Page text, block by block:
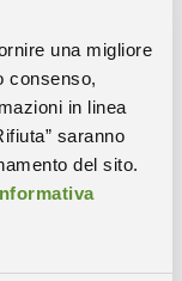
una migliore
consenso,
in linea
saranno
del sito.
di
possibili
rendere il
cambiamento